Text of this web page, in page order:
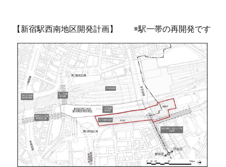
【新宿駅西南地区開発計画】 ※駅一帯の再開発です